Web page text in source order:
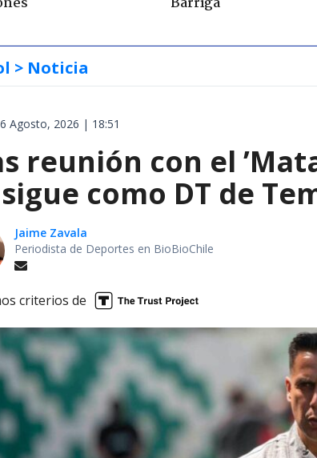
> Noticia
Agosto, 2026 | 18:51
reunión con el
como DT de
Jaime Zavala
Periodista de Deportes en BioBioChile
criterios de